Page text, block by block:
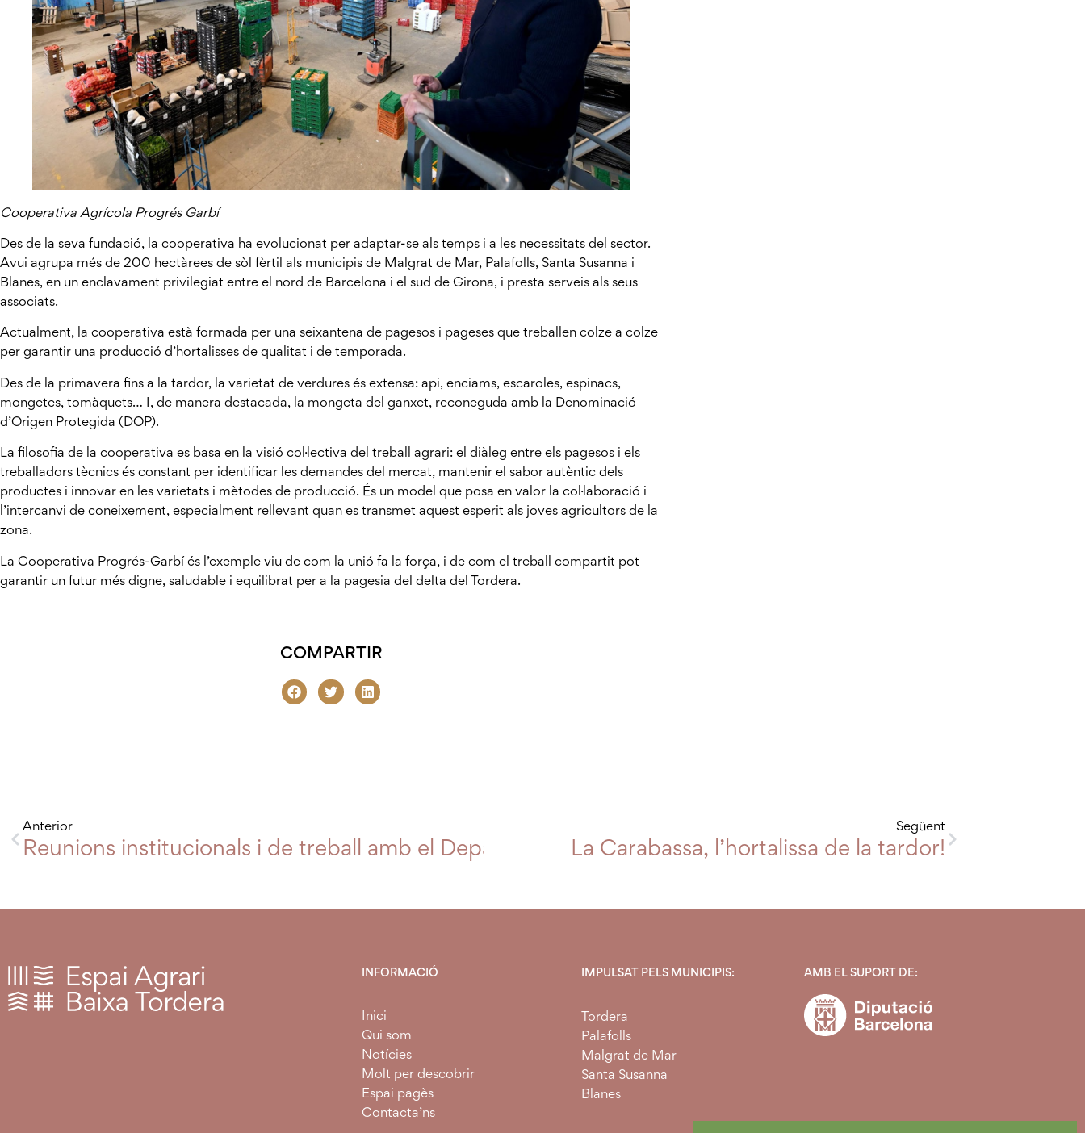
Cooperativa Agrícola Progrés Garbí
Des de la seva fundació, la cooperativa ha evolucionat per adaptar-se als temps i a les necessitats del sector.
Avui agrupa més de 200 hectàrees de sòl fèrtil als municipis de Malgrat de Mar, Palafolls, Santa Susanna i
Blanes, en un enclavament privilegiat entre el nord de Barcelona i el sud de Girona, i presta serveis als seus
associats.
Actualment, la cooperativa està formada per una seixantena de pagesos i pageses que treballen colze a colze
per garantir una producció d’hortalisses de qualitat i de temporada.
Des de la primavera fins a la tardor, la varietat de verdures és extensa: api, enciams, escaroles, espinacs,
mongetes, tomàquets… I, de manera destacada, la mongeta del ganxet, reconeguda amb la Denominació
d’Origen Protegida (DOP).
La filosofia de la cooperativa es basa en la visió col·lectiva del treball agrari: el diàleg entre els pagesos i els
treballadors tècnics és constant per identificar les demandes del mercat, mantenir el sabor autèntic dels
productes i innovar en les varietats i mètodes de producció. És un model que posa en valor la col·laboració i
l’intercanvi de coneixement, especialment rellevant quan es transmet aquest esperit als joves agricultors de la
zona.
La Cooperativa Progrés-Garbí és l’exemple viu de com la unió fa la força, i de com el treball compartit pot
garantir un futur més digne, saludable i equilibrat per a la pagesia del delta del Tordera.
COMPARTIR
Anterior
Reunions institucionals i de treball amb el Departament d’Agricultura, Ramaderia, Pesca i Alimentació
Següent
La Carabassa, l’hortalissa de la tardor!
INFORMACIÓ
Inici
Qui som
Notícies
Molt per descobrir
Espai pagès
Contacta’ns
IMPULSAT PELS MUNICIPIS:
Tordera
Palafolls
Malgrat de Mar
Santa Susanna
Blanes
AMB EL SUPORT DE: